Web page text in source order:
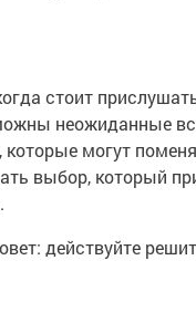
стоит
неожиданные
которые могут
выбор, который
действуйте